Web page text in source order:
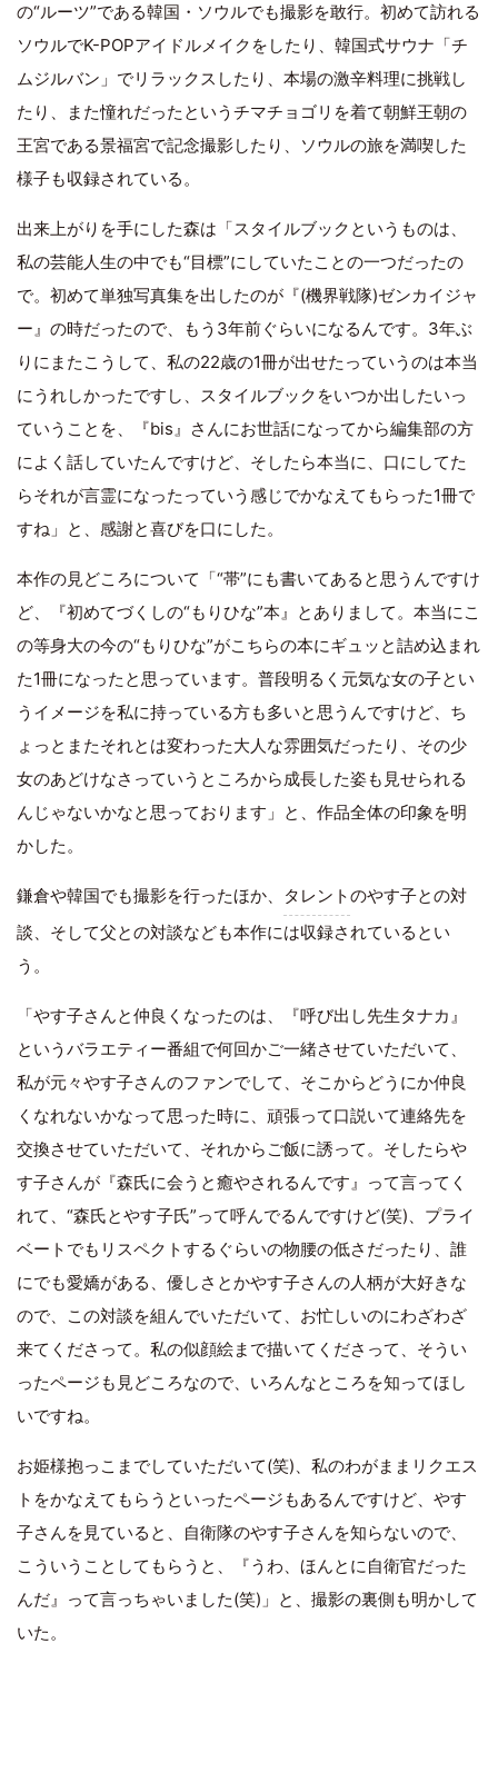
の“ルーツ”である韓国・ソウルでも撮影を敢行。初めて訪れる
ソウルでK-POPアイドルメイクをしたり、韓国式サウナ「チ
ムジルバン」でリラックスしたり、本場の激辛料理に挑戦し
たり、また憧れだったというチマチョゴリを着て朝鮮王朝の
王宮である景福宮で記念撮影したり、ソウルの旅を満喫した
様子も収録されている。
出来上がりを手にした森は「スタイルブックというものは、
私の芸能人生の中でも“目標”にしていたことの一つだったの
で。初めて単独写真集を出したのが『(機界戦隊)ゼンカイジャ
ー』の時だったので、もう3年前ぐらいになるんです。3年ぶ
りにまたこうして、私の22歳の1冊が出せたっていうのは本当
にうれしかったですし、スタイルブックをいつか出したいっ
ていうことを、『bis』さんにお世話になってから編集部の方
によく話していたんですけど、そしたら本当に、口にしてた
らそれが言霊になったっていう感じでかなえてもらった1冊で
すね」と、感謝と喜びを口にした。
本作の見どころについて「“帯”にも書いてあると思うんですけ
ど、『初めてづくしの“もりひな”本』とありまして。本当にこ
の等身大の今の“もりひな”がこちらの本にギュッと詰め込まれ
た1冊になったと思っています。普段明るく元気な女の子とい
うイメージを私に持っている方も多いと思うんですけど、ち
ょっとまたそれとは変わった大人な雰囲気だったり、その少
女のあどけなさっていうところから成長した姿も見せられる
んじゃないかなと思っております」と、作品全体の印象を明
かした。
鎌倉や韓国でも撮影を行ったほか、 タレントのやす子との対
談、そして父との対談なども本作には収録されているとい
う。
「やす子さんと仲良くなったのは、『呼び出し先生タナカ』
というバラエティー番組で何回かご一緒させていただいて、
私が元々やす子さんのファンでして、そこからどうにか仲良
くなれないかなって思った時に、頑張って口説いて連絡先を
交換させていただいて、それからご飯に誘って。そしたらや
す子さんが『森氏に会うと癒やされるんです』って言ってく
れて、“森氏とやす子氏”って呼んでるんですけど(笑)、プライ
ベートでもリスペクトするぐらいの物腰の低さだったり、誰
にでも愛嬌がある、優しさとかやす子さんの人柄が大好きな
ので、この対談を組んでいただいて、お忙しいのにわざわざ
来てくださって。私の似顔絵まで描いてくださって、そうい
ったページも見どころなので、いろんなところを知ってほし
いですね。
お姫様抱っこまでしていただいて(笑)、私のわがままリクエス
トをかなえてもらうといったページもあるんですけど、やす
子さんを見ていると、自衛隊のやす子さんを知らないので、
こういうことしてもらうと、『うわ、ほんとに自衛官だった
んだ』って言っちゃいました(笑)」と、撮影の裏側も明かして
いた。